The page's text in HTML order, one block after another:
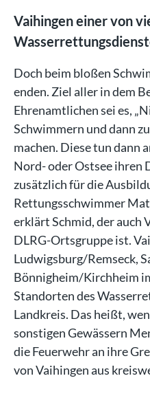
Vaihingen einer von
Doch beim bloßen
enden. Ziel aller in dem
Ehrenamtlichen sei es,
Schwimmern und dann
machen. Diese tun dann
Nord- oder Ostsee ihren
zusätzlich für die
Rettungsschwimmer
erklärt Schmid, der auch
DLRG-Ortsgruppe ist.
Ludwigsburg/Remseck,
Bönnigheim/Kirchheim
Standorten des
Landkreis. Das heißt,
sonstigen Gewässern
die Feuerwehr an ihre
von Vaihingen aus